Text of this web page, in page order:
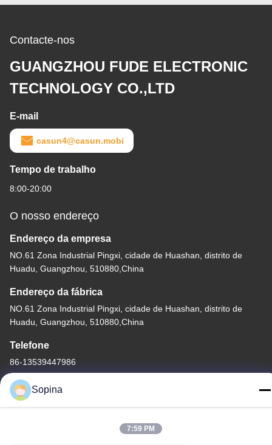
Contacte-nos
GUANGZHOU FUDE ELECTRONIC
TECHNOLOGY CO.,LTD
E-mail
casun4@casun.mobi
Tempo de trabalho
8:00-20:00
O nosso endereço
Endereço da empresa
NO.61 Zona Industrial Pingxi, cidade de Huashan, distrito de
Huadu, Guangzhou, 510880,China
Endereço da fábrica
NO.61 Zona Industrial Pingxi, cidade de Huashan, distrito de
Huadu, Guangzhou, 510880,China
Telefone
86-13539447986
Boa qualidade de China motor de passo híbrido Fornecedor. ©
Sopina
7:59 PM